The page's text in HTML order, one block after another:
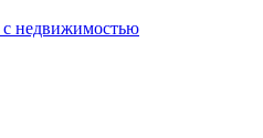
недвижимостью